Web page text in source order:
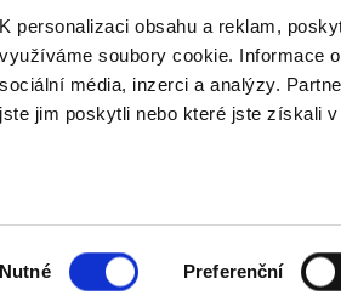
K personalizaci obsahu a reklam,
využíváme soubory cookie. Informace
sociální média, inzerci a analýzy.
jste jim poskytli nebo které jste získali
souhlasu
Nutné Preferenční
Office2000.cz— Moderní kancelář bez